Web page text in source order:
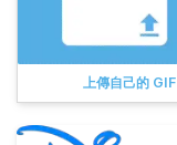
上傳自己的 GIF